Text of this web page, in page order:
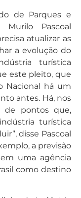
de Parques e
Murilo Pascoal
atualizar as
a evolução do
turística
este pleito, que
Nacional há um
antes. Há, nos
de pontos que,
turística
disse Pascoal
a previsão
uma agência
como destino